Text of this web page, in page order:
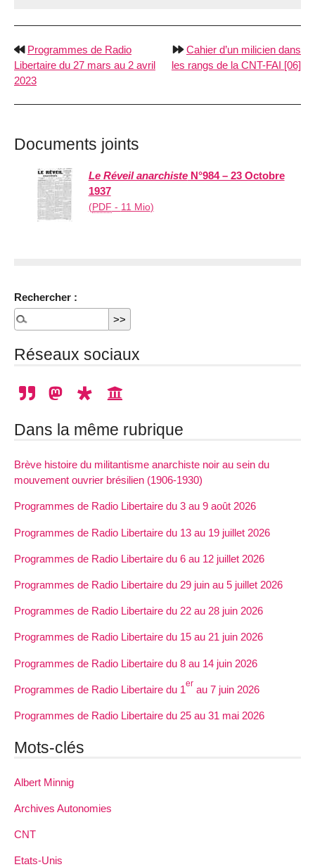
Programmes de Radio
Libertaire du 27 mars au 2 avril
2023
Cahier d’un milicien dans
les rangs de la CNT-FAI [06]
Documents joints
Le Réveil anarchisteN°984 – 23 Octobre
1937
(PDF - 11 Mio)
Rechercher :
Réseaux sociaux
Dans la même rubrique
Brève histoire du militantisme anarchiste noir au sein du
mouvement ouvrier brésilien (1906-1930)
Programmes de Radio Libertaire du 3 au 9 août 2026
Programmes de Radio Libertaire du 13 au 19 juillet 2026
Programmes de Radio Libertaire du 6 au 12 juillet 2026
Programmes de Radio Libertaire du 29 juin au 5 juillet 2026
Programmes de Radio Libertaire du 22 au 28 juin 2026
Programmes de Radio Libertaire du 15 au 21 juin 2026
Programmes de Radio Libertaire du 8 au 14 juin 2026
Programmes de Radio Libertaire du 1er au 7 juin 2026
Programmes de Radio Libertaire du 25 au 31 mai 2026
Mots-clés
Albert Minnig
Archives Autonomies
CNT
Etats-Unis